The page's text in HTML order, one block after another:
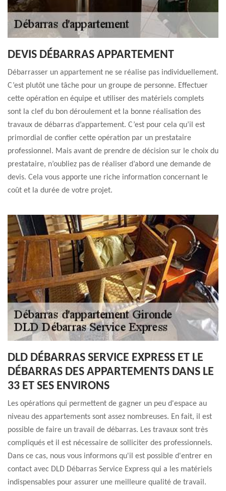
DEVIS DÉBARRAS APPARTEMENT
Débarrasser un appartement ne se réalise pas individuellement.
C’est plutôt une tâche pour un groupe de personne. Effectuer
cette opération en équipe et utiliser des matériels complets
sont la clef du bon déroulement et la bonne réalisation des
travaux de débarras d’appartement. C’est pour cela qu’il est
primordial de confier cette opération par un prestataire
professionnel. Mais avant de prendre de décision sur le choix du
prestataire, n’oubliez pas de réaliser d’abord une demande de
devis. Cela vous apporte une riche information concernant le
coût et la durée de votre projet.
DLD DÉBARRAS SERVICE EXPRESS ET LE
DÉBARRAS DES APPARTEMENTS DANS LE
33 ET SES ENVIRONS
Les opérations qui permettent de gagner un peu d'espace au
niveau des appartements sont assez nombreuses. En fait, il est
possible de faire un travail de débarras. Les travaux sont très
compliqués et il est nécessaire de solliciter des professionnels.
Dans ce cas, nous vous informons qu'il est possible d'entrer en
contact avec DLD Débarras Service Express qui a les matériels
indispensables pour assurer une meilleure qualité de travail.